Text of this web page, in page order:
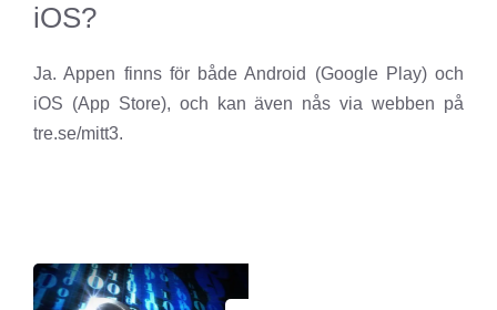
iOS?
Ja. Appen finns för både Android (Google Play) och
iOS (App Store), och kan även nås via webben på
tre.se/mitt3.